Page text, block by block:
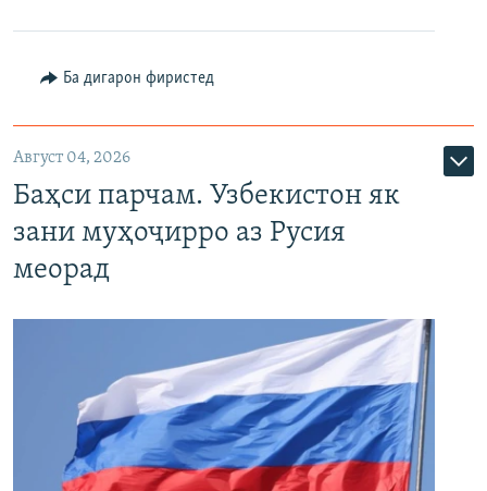
Ба дигарон фиристед
Август 04, 2026
Баҳси парчам. Узбекистон як
зани муҳоҷирро аз Русия
меорад